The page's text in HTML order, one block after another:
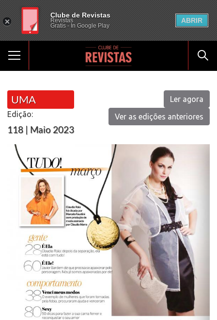
UMA
Edição:
118 | Maio 2023
Ler agora
Ver as edições anteriores
Clube de Revistas
Revistas
Gratis - In Google Play
ABRIR